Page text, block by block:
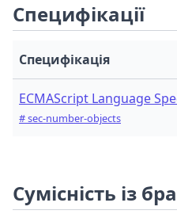
Специфікації
Специфікація
ECMAScript Language
# sec-number-objects
Сумісність із